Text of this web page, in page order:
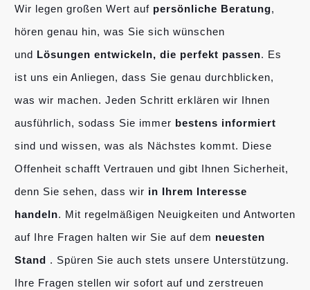
Wir legen großen Wert auf persönliche Beratung,
hören genau hin, was Sie sich wünschen
und Lösungen entwickeln, die perfekt passen. Es
ist uns ein Anliegen, dass Sie genau durchblicken,
was wir machen. Jeden Schritt erklären wir Ihnen
ausführlich, sodass Sie immer bestens informiert
sind und wissen, was als Nächstes kommt. Diese
Offenheit schafft Vertrauen und gibt Ihnen Sicherheit,
denn Sie sehen, dass wir in Ihrem Interesse
handeln. Mit regelmäßigen Neuigkeiten und Antworten
auf Ihre Fragen halten wir Sie auf dem neuesten
Stand . Spüren Sie auch stets unsere Unterstützung.
Ihre Fragen stellen wir sofort auf und zerstreuen